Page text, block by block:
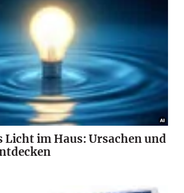
Licht im Haus: Ursachen und